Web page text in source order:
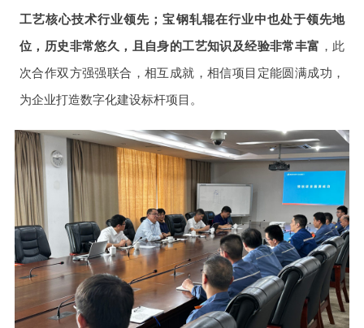
工艺核心技术行业领先；宝钢轧辊在行业中也处于领先地
位，历史非常悠久，且自身的工艺知识及经验非常丰富 ，此
次合作双方强强联合，相互成就，相信项目定能圆满成功，
为企业打造数字化建设标杆项目。